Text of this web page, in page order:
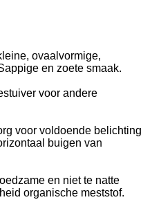
ovaalvormige,
en zoete smaak.
voor andere
voor voldoende belichting
buigen van
en niet te natte
organische meststof.